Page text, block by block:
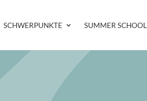
SCHWERPUNKTE SUMMER SCHOOL